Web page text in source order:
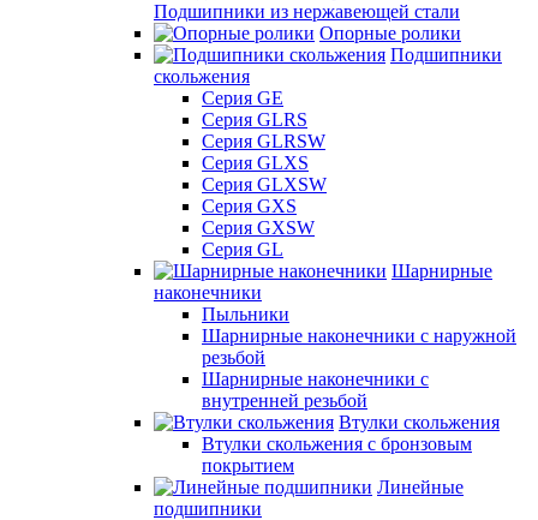
Подшипники из нержавеющей стали
Опорные ролики
Подшипники
скольжения
Серия GE
Серия GLRS
Серия GLRSW
Серия GLXS
Серия GLXSW
Серия GXS
Серия GXSW
Серия GL
Шарнирные
наконечники
Пыльники
Шарнирные наконечники с наружной
резьбой
Шарнирные наконечники с
внутренней резьбой
Втулки скольжения
Втулки скольжения с бронзовым
покрытием
Линейные
подшипники